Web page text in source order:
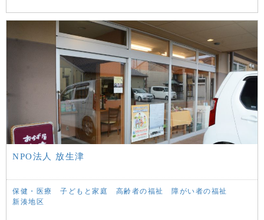
NPO法人 放生津
保健・医療 子どもと家庭 高齢者の福祉
障がい者の福祉
新湊地区